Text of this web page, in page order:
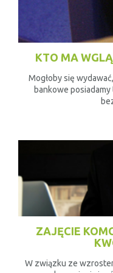
KTO MA
Mogłoby się
bankowe
ZAJĘCIE
W związku ze